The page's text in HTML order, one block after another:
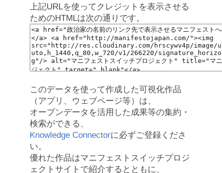
上記URLを使ってクレジットを表示させる
ためのHTMLは次の通りです。
このデータを使って作成した可視化作品
（アプリ、ウェブページ等）は、
オープンデータを活用した成果等の集約・
検索ができる、
Knowledge Connectorに必ずご登録くださ
い。
優れた作品はマニフェストスイッチプロジ
ェクトサイトで紹介するとともに、